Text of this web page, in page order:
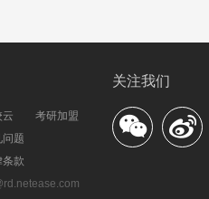
关注我们
云
问题
条款
考研加盟